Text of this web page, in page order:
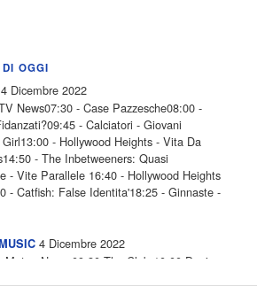
OGGI
4 Dicembre 2022
News07:30 - Case Pazzesche08:00 -
- Calciatori - Giovani
- Hollywood Heights - Vita Da
- The Inbetweeners: Quasi
- Vite Parallele 16:40 - Hollywood Heights
- Catfish: False Identita'18:25 - Ginnaste -
4 Dicembre 2022
09.30 The Club 10.00 Deejay